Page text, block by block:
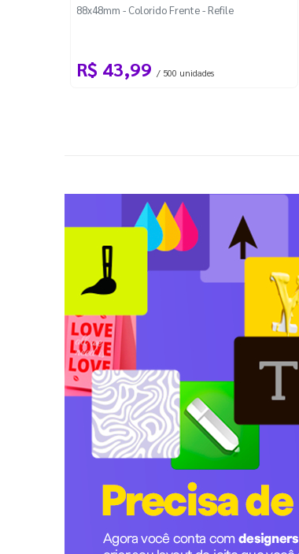
88x48mm - Colorido Frente - Refile
R$ 43,99 / 500 unidades